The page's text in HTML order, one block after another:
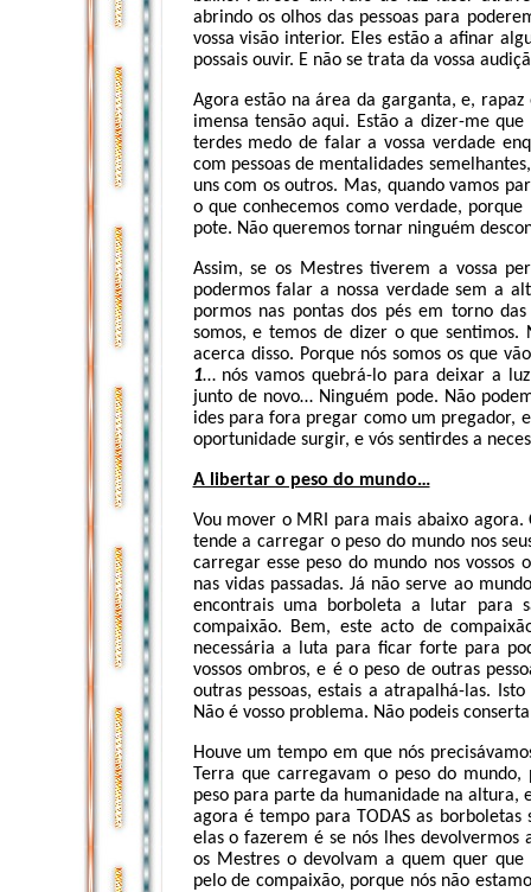
abrindo os olhos das pessoas para
vossa visão interior. Eles estão a afinar
possais ouvir. E não se trata da vossa
Agora estão na área da garganta, e,
imensa tensão aqui. Estão a dizer-me
terdes medo de falar a vossa verdade
com pessoas de mentalidades
uns com os outros. Mas, quando vamos
o que conhecemos como verdade,
pote. Não queremos tornar ninguém
Assim, se os Mestres tiverem a vossa
podermos falar a nossa verdade sem a
pormos nas pontas dos pés em torno
somos, e temos de dizer o que sentimos.
acerca disso. Porque nós somos os que
1… nós vamos quebrá-lo para deixar a
junto de novo… Ninguém pode. Não
ides para fora pregar como um pregador,
oportunidade surgir, e vós sentirdes a
A libertar o peso do mundo…
Vou mover o MRI para mais abaixo
tende a carregar o peso do mundo nos
carregar esse peso do mundo nos
nas vidas passadas. Já não serve ao
encontrais uma borboleta a lutar para
compaixão. Bem, este acto de
necessária a luta para ficar forte para
vossos ombros, e é o peso de outras
outras pessoas, estais a atrapalhá-las.
Não é vosso problema. Não podeis
Houve um tempo em que nós
Terra que carregavam o peso do
peso para parte da humanidade na altura,
agora é tempo para TODAS as
elas o fazerem é se nós lhes
os Mestres o devolvam a quem quer
pelo de compaixão, porque nós não